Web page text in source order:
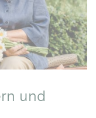
und